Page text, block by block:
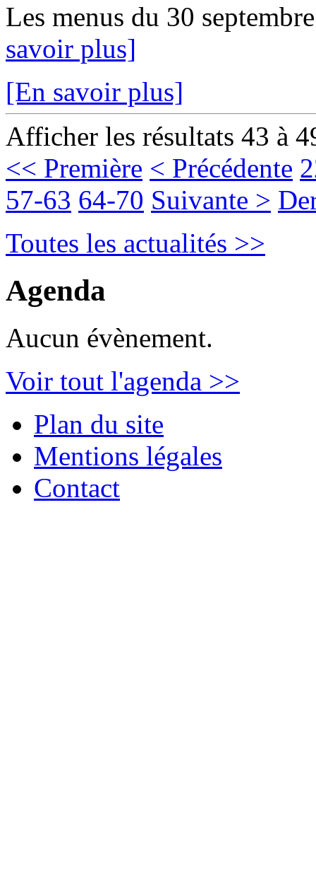
Les menus du 30
savoir plus]
[En savoir plus]
Afficher les résultats 43 à
<< Première < Précédente
57-63 64-70 Suivante >
Toutes les actualités >>
Agenda
Aucun évènement.
Voir tout l'agenda >>
Plan du site
Mentions légales
Contact